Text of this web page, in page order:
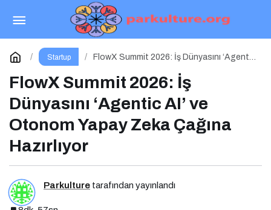
Startup
FlowX Summit 2026: İş Dünyasını ‘Agentic
Hazırlıyor
FlowX Summit 2026: İş
Dünyasını ‘Agentic AI’ ve
Otonom Yapay Zeka Çağına
Hazırlıyor
Parkulture tarafından yayınlandı
Başarsoft Teknoloji Günü 2026 Gerçekleşti
Yorum Yap